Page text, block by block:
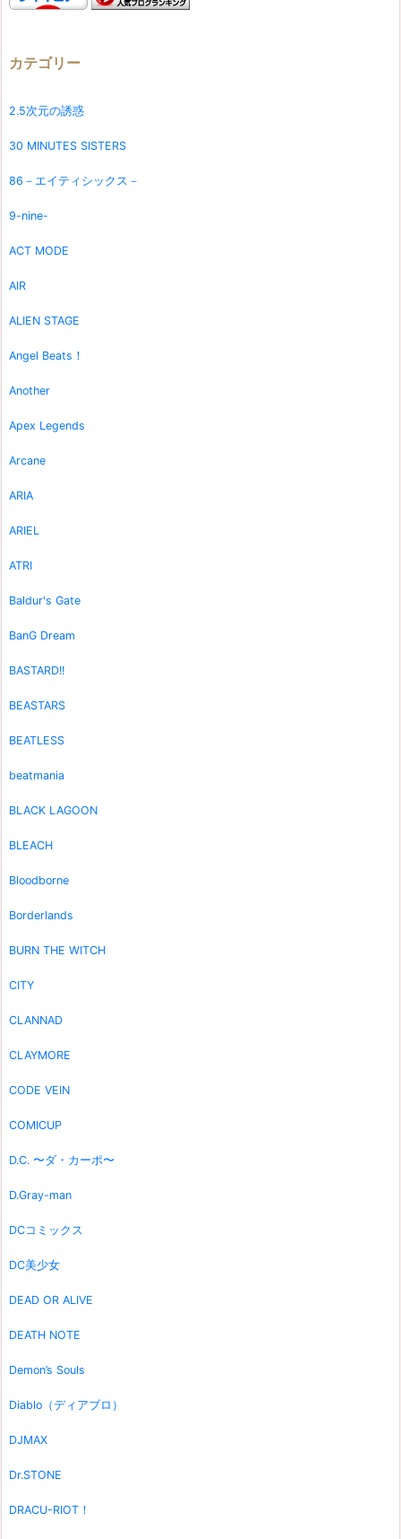
カテゴリー
2.5次元の誘惑
30 MINUTES SISTERS
86－エイティシックス－
9-nine-
ACT MODE
AIR
ALIEN STAGE
Angel Beats！
Another
Apex Legends
Arcane
ARIA
ARIEL
ATRI
Baldur's Gate
BanG Dream
BASTARD!!
BEASTARS
BEATLESS
beatmania
BLACK LAGOON
BLEACH
Bloodborne
Borderlands
BURN THE WITCH
CITY
CLANNAD
CLAYMORE
CODE VEIN
COMICUP
D.C. 〜ダ・カーポ〜
D.Gray-man
DCコミックス
DC美少女
DEAD OR ALIVE
DEATH NOTE
Demon’s Souls
Diablo（ディアブロ）
DJMAX
Dr.STONE
DRACU-RIOT！